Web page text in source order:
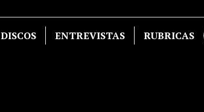
DISCOS ENTREVISTAS RUBRICAS